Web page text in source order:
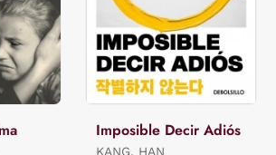
Imposible Decir Adiós
KANG, HAN